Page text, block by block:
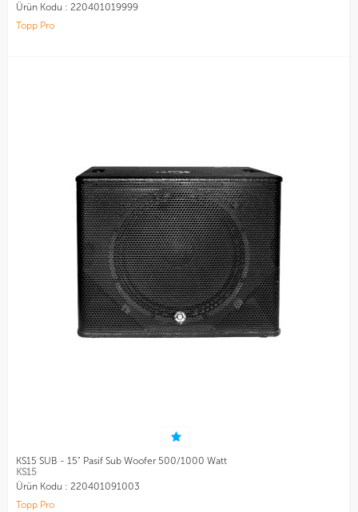
Ürün Kodu : 220401019999
Topp Pro
KS15 SUB - 15" Pasif Sub Woofer 500/1000 Watt
KS15
Ürün Kodu : 220401091003
Topp Pro